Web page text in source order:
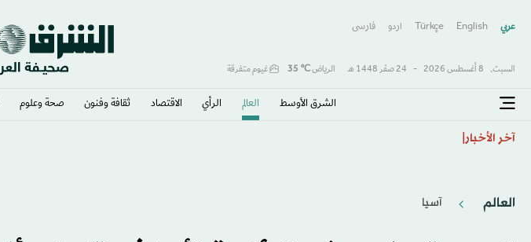
عربي English
Türkçe اردو فارسى
السبت, 8 أغسطس 2026 - 24 صفَر 1448 هـ الرياض℃
35 غيوم متفرقة
الشرق الأوسط​ العالم الرأي الاقتصاد ثقافة وفنون صحة وعلوم
آخر الأخبار
العالم آسيا